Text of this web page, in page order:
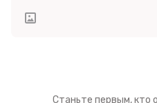
Станьте первым, кто